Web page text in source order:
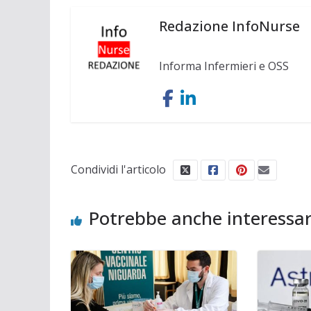
Redazione InfoNurse
Informa Infermieri e OSS
Condividi l'articolo
Potrebbe anche